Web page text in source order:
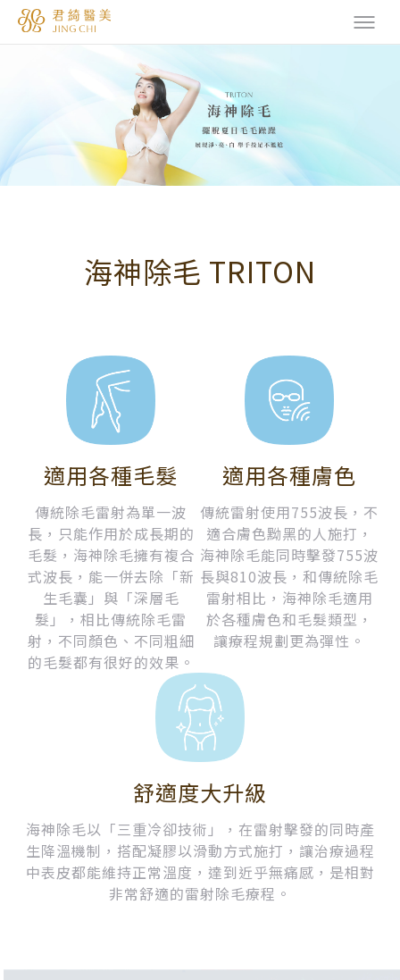
海神除毛 TRITON
適用各種毛髮
傳統除毛雷射為單一波
長，只能作用於成長期的
毛髮，海神除毛擁有複合
式波長，能一併去除「新
生毛囊」與「深層毛
髮」，相比傳統除毛雷
射，不同顏色、不同粗細
的毛髮都有很好的效果。
適用各種膚色
傳統雷射使用755波長，不
適合膚色黝黑的人施打，
海神除毛能同時擊發755波
長與810波長，和傳統除毛
雷射相比，海神除毛適用
於各種膚色和毛髮類型，
讓療程規劃更為彈性。
舒適度大升級
海神除毛以「三重冷卻技術」，在雷射擊發的同時產
生降溫機制，搭配凝膠以滑動方式施打，讓治療過程
中表皮都能維持正常溫度，達到近乎無痛感，是相對
非常舒適的雷射除毛療程。